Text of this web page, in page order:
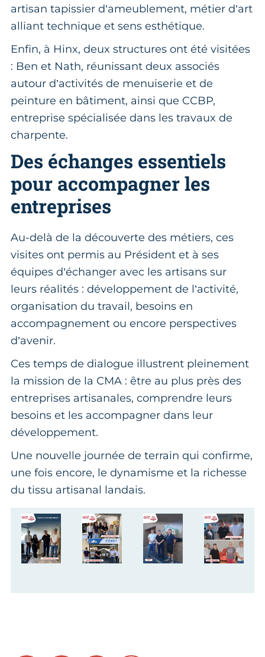
artisan tapissier d’ameublement, métier d’art
alliant technique et sens esthétique.
Enfin, à Hinx, deux structures ont été visitées
: Ben et Nath, réunissant deux associés
autour d’activités de menuiserie et de
peinture en bâtiment, ainsi que CCBP,
entreprise spécialisée dans les travaux de
charpente.
Des échanges essentiels
pour accompagner les
entreprises
Au-delà de la découverte des métiers, ces
visites ont permis au Président et à ses
équipes d’échanger avec les artisans sur
leurs réalités : développement de l’activité,
organisation du travail, besoins en
accompagnement ou encore perspectives
d’avenir.
Ces temps de dialogue illustrent pleinement
la mission de la CMA : être au plus près des
entreprises artisanales, comprendre leurs
besoins et les accompagner dans leur
développement.
Une nouvelle journée de terrain qui confirme,
une fois encore, le dynamisme et la richesse
du tissu artisanal landais.